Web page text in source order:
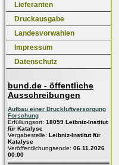
Lieferanten
Druckausgabe
Landesvorwahlen
Impressum
Datenschutz
bund.de - öffentliche
Ausschreibungen
Aufbau einer Druckluftversorgung
Forschung
Erfüllungsort: 18059 Leibniz-Institut
für Katalyse
Vergabestelle: Leibniz-Institut für
Katalyse
Veröffentlichungsende: 06.11.2026
00:00